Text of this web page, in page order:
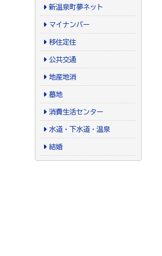
新温泉町夢ネット
マイナンバー
移住定住
公共交通
地産地消
墓地
消費生活センター
水道・下水道・温泉
結婚